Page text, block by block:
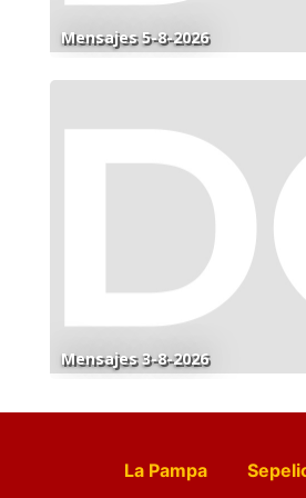
Mensajes 5-8-2026
Mensajes 3-8-2026
La Pampa